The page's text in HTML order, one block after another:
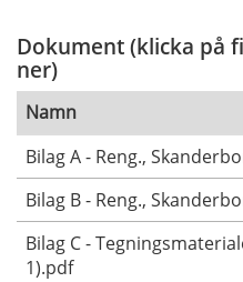
Dokument (klicka på
ner)
Namn
Bilag A - Reng.,
Bilag B - Reng.,
Bilag C -
1).pdf